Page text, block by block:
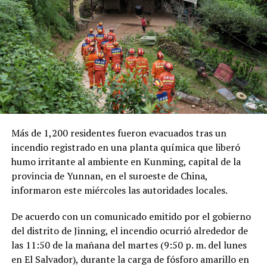
millones de dólares para Pemex al cierre del segundo
trimestre, cifra que representa un incremento del 20 %
en comparación con el mismo período de 2025.
Como antecedente, recordaron que una toma
clandestina en un ducto de Pemex provocó una
explosión en 2019, en el estado de Hidalgo, dejando un
saldo de 137 personas fallecidas.
Comparte esto:
Facebook X
Más de 1,200 residentes fueron evacuados tras un
incendio registrado en una planta química que liberó
humo irritante al ambiente en Kunming, capital de la
provincia de Yunnan, en el suroeste de China,
informaron este miércoles las autoridades locales.
De acuerdo con un comunicado emitido por el gobierno
del distrito de Jinning, el incendio ocurrió alrededor de
las 11:50 de la mañana del martes (9:50 p. m. del lunes
en El Salvador), durante la carga de fósforo amarillo en